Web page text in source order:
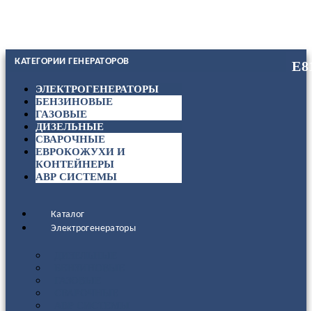
КАТЕГОРИИ ГЕНЕРАТОРОВ
ЭЛЕКТРОГЕНЕРАТОРЫ
БЕНЗИНОВЫЕ
ГАЗОВЫЕ
ДИЗЕЛЬНЫЕ
СВАРОЧНЫЕ
ЕВРОКОЖУХИ И
КОНТЕЙНЕРЫ
АВР СИСТЕМЫ
Каталог
Электрогенераторы